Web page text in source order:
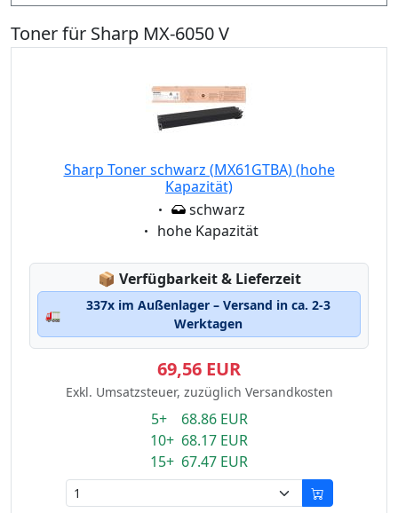
Toner für Sharp MX-6050 V
Sharp Toner schwarz (MX61GTBA) (hohe
Kapazität)
Eigenschaft:
schwarz
Eigenschaft:
hohe Kapazität
📦 Lagerstatus:
Verfügbarkeit & Lieferzeit
🚛
337x im Außenlager – Versand in ca. 2-3
Werktagen
69,56 EUR
Exkl. Umsatzsteuer, zuzüglich Versandkosten
5+ 68.86 EUR
10+ 68.17 EUR
15+ 67.47 EUR